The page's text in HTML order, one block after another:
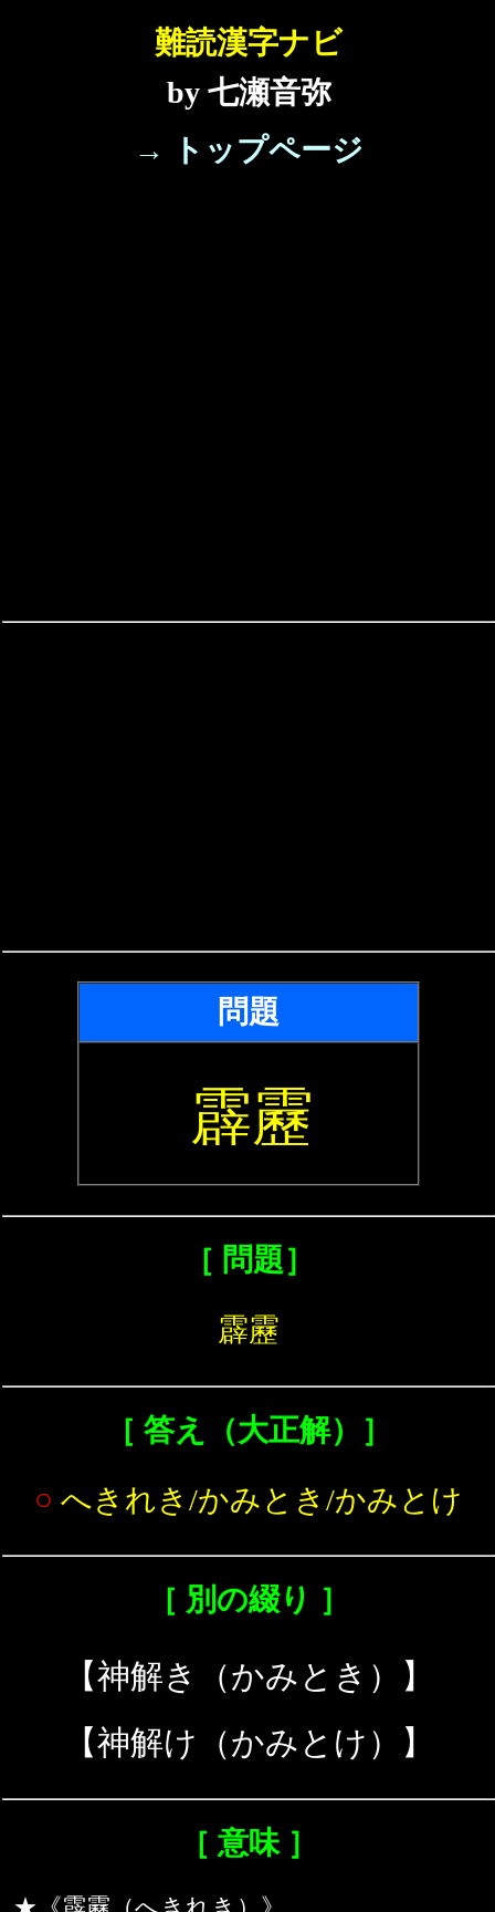
難読漢字ナビ
by 七瀬音弥
→ トップページ
問題
霹靂
［ 問題］
霹靂
［ 答え（大正解）］
○ へきれき/かみとき/かみとけ
［ 別の綴り ］
【神解き（かみとき）】
【神解け（かみとけ）】
［ 意味 ］